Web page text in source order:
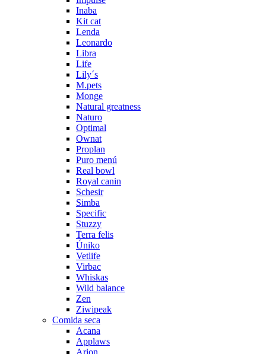
Inaba
Kit cat
Lenda
Leonardo
Libra
Life
Lily´s
M.pets
Monge
Natural greatness
Naturo
Optimal
Ownat
Proplan
Puro menú
Real bowl
Royal canin
Schesir
Simba
Specific
Stuzzy
Terra felis
Úniko
Vetlife
Virbac
Whiskas
Wild balance
Zen
Ziwipeak
Comida seca
Acana
Applaws
Arion